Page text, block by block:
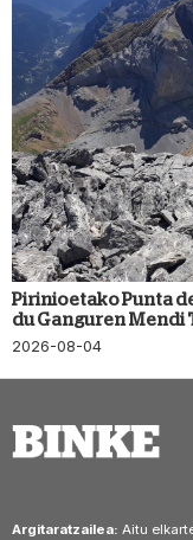
Pirinioetako Punta
du Ganguren Mendi
2026-08-04
Argitaratzailea: Aitu